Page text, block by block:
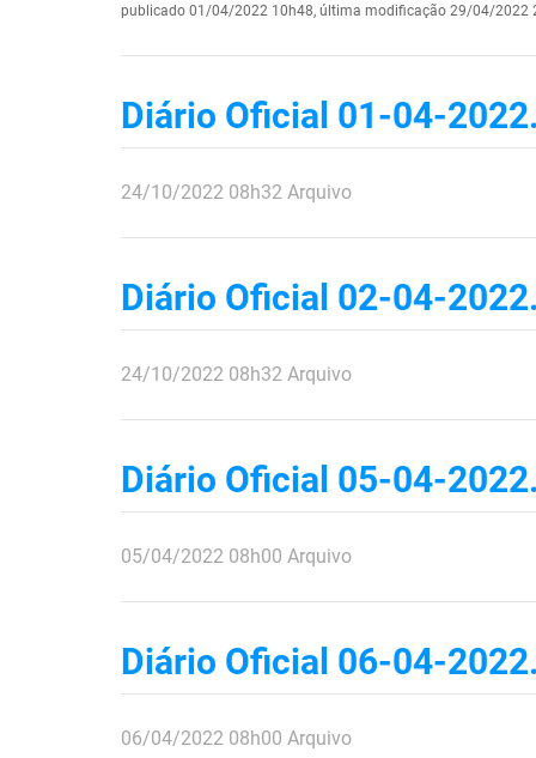
publicado 01/04/2022 10h48, última modificação 29/04/2022
Diário Oficial 01-04-
publicado
24/10/2022 08h32 Arquivo
Diário Oficial 02-04-
publicado
24/10/2022 08h32 Arquivo
Diário Oficial 05-04-
publicado
05/04/2022 08h00 Arquivo
Diário Oficial 06-04-
publicado
06/04/2022 08h00 Arquivo